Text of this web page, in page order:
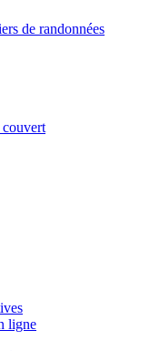
de randonnées
couvert
ligne